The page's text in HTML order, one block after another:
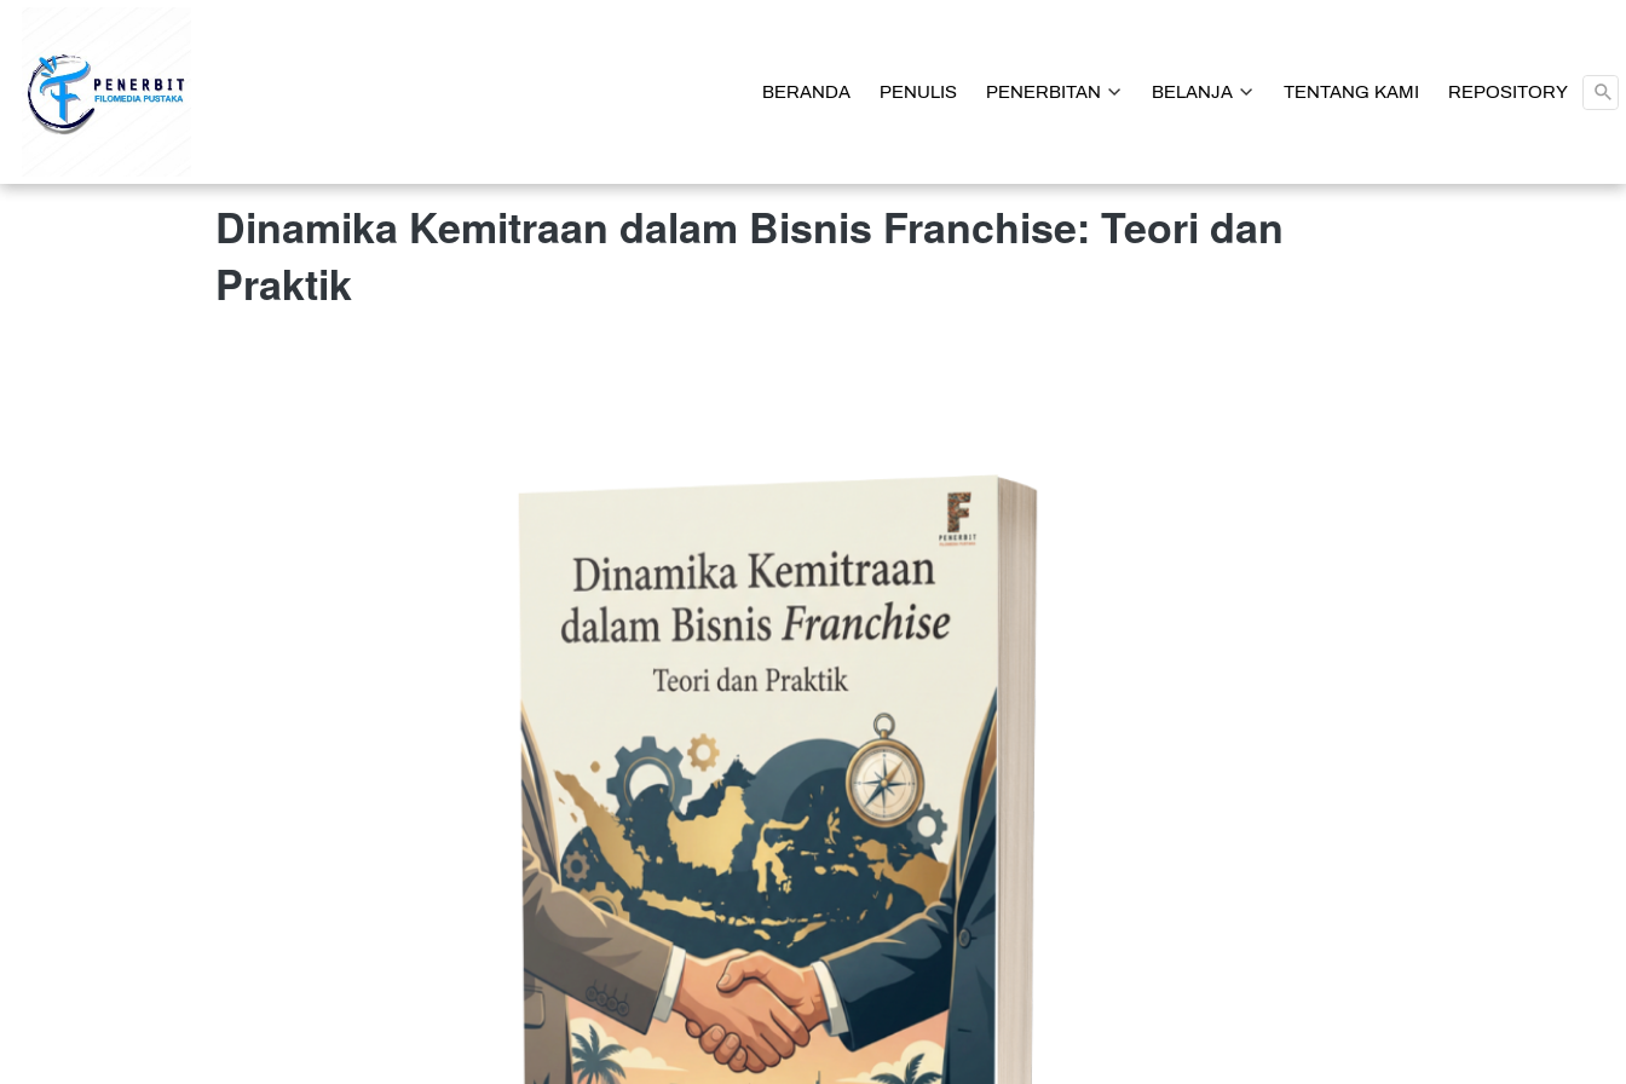
BERANDA PENULIS PENERBITAN BELANJA TENTANG KAMI REPOSITORY
BERANDA PENULIS PENERBITAN BELANJA TENTANG KAMI REPOSITORY
Dinamika Kemitraan dalam Bisnis Franchise: Teori dan
Praktik